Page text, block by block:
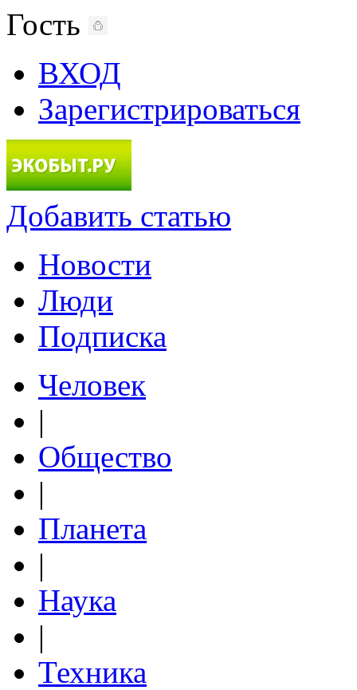
Гость
ВХОД
Зарегистрироваться
Добавить статью
Новости
Люди
Подписка
Человек
|
Общество
|
Планета
|
Наука
|
Техника